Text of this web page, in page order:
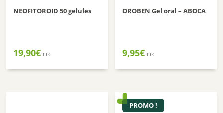
NEOFITOROID 50 gelules
19,90€ TTC
OROBEN Gel oral – ABOCA
9,95€ TTC
PROMO !